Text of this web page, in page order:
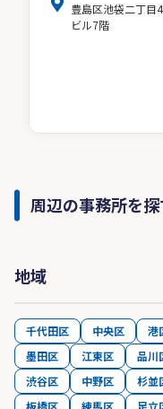
豊島区池袋二丁目
ビル7階
周辺の事務所を探
地域
千代田区 中央区 港
墨田区
江東区 品川
渋谷区
中野区 杉並
板橋区
練馬区 足立